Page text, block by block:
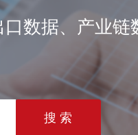
数据、产业链